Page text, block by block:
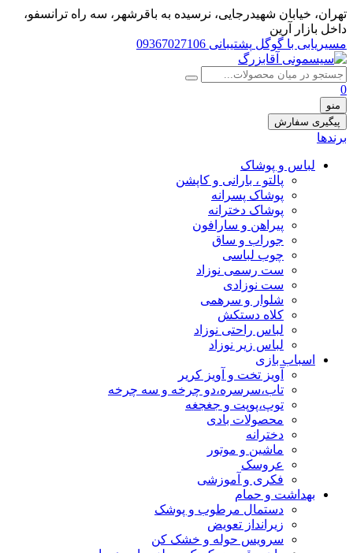
تهران، خيابان شهيدرجايى، نرسیده به باقرشهر، سه راه ترانسفو،
داخل بازار آرین
مسیریابی با گوگل پشتیبانی 09367027106
0
منو
پیگیری سفارش
برندها
لباس و پوشاک
پالتو ، بارانی و کاپشن
پوشاک پسرانه
پوشاک دخترانه
پیراهن و سارافون
جوراب و ساق
چوب لباسی
ست رسمی نوزاد
ست نوزادی
شلوار و سرهمی
کلاه دستکش
لباس راحتی نوزاد
لباس زیر نوزاد
اسباب بازی
آویز تخت و آویز کریر
تاب،سرسره،دو چرخه و سه چرخه
توپ،پوپت و جغجغه
محصولات بادی
دخترانه
ماشین و موتور
عروسک
فکری و آموزشی
بهداشت و حمام
دستمال مرطوب و پوشک
زیرانداز تعویض
سرویس حوله و خشک کن